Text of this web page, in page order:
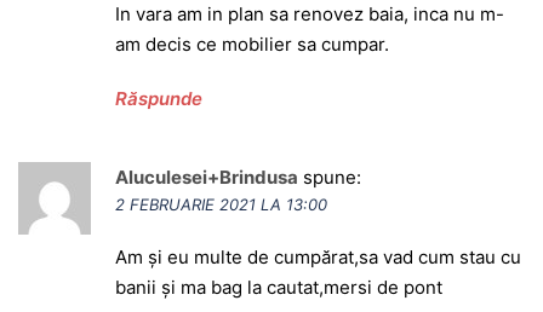
In vara am in plan sa renovez baia, inca nu m-
am decis ce mobilier sa cumpar.
Răspunde
Aluculesei+Brindusa spune:
2 FEBRUARIE 2021 LA 13:00
Am și eu multe de cumpărat,sa vad cum stau cu
banii și ma bag la cautat,mersi de pont